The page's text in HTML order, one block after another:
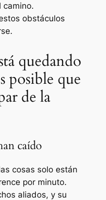
camino.
obstáculos
quedando
posible que
de la
caído
cosas solo están
por minuto.
aliados, y su